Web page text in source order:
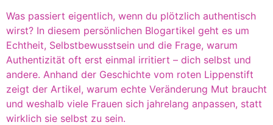
Was passiert eigentlich, wenn du plötzlich authentisch
wirst? In diesem persönlichen Blogartikel geht es um
Echtheit, Selbstbewusstsein und die Frage, warum
Authentizität oft erst einmal irritiert – dich selbst und
andere. Anhand der Geschichte vom roten Lippenstift
zeigt der Artikel, warum echte Veränderung Mut braucht
und weshalb viele Frauen sich jahrelang anpassen, statt
wirklich sie selbst zu sein.